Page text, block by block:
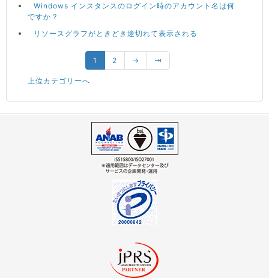
Windows インスタンスのログイン時のアカウント名は何
ですか？
リソースグラフがときどき途切れて表示される
1 2 → ⇥
上位カテゴリーへ